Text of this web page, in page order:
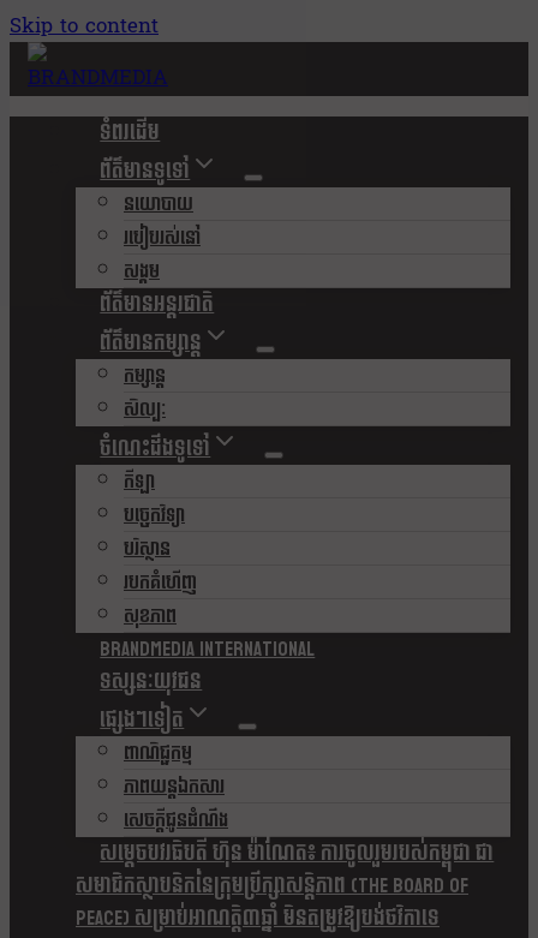
Skip to content
ទំពរដើម
ព័ត៌មានទូទៅ
នយោបាយ
របៀបរស់នៅ
សង្គម
ព័ត៌មានអន្តរជាតិ
ព័ត៌មានកម្សាន្ត
កម្សាន្ត
សិល្បៈ
ចំណេះដឹងទូទៅ
កីឡា
បច្ចេកវិទ្យា
បរិស្ថាន
របកគំហើញ
សុខភាព
Brandmedia international
ទស្សនៈយុវជន
ផ្សេងៗទៀត
ពាណិជ្ជកម្ម
ភាពយន្តឯកសារ
សេចក្តីជូនដំណឹង
សម្តេចបវរធិបតី ហ៊ុន ម៉ាណែត៖ ការចូលរួមរបស់កម្ពុជា ជា
សមាជិកស្ថាបនិកនៃក្រុមប្រឹក្សាសន្តិភាព (The Board Of
Peace) សម្រាប់អាណត្តិ៣ឆ្នាំ មិនតម្រូវឱ្យបង់ថវិកាទេ